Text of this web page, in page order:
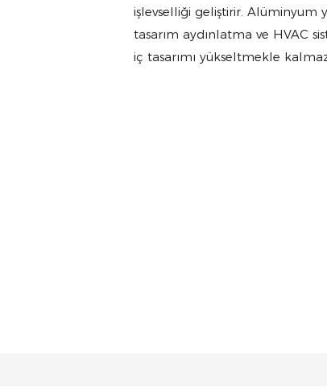
işlevselliği geliştirir. Alüminyum
tasarım aydınlatma ve HVAC
iç tasarımı yükseltmekle